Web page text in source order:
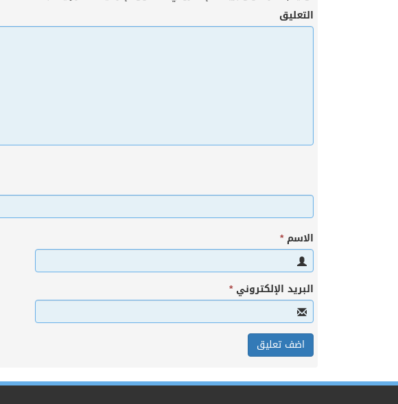
التعليق
الاسم*
البريد الإلكتروني*